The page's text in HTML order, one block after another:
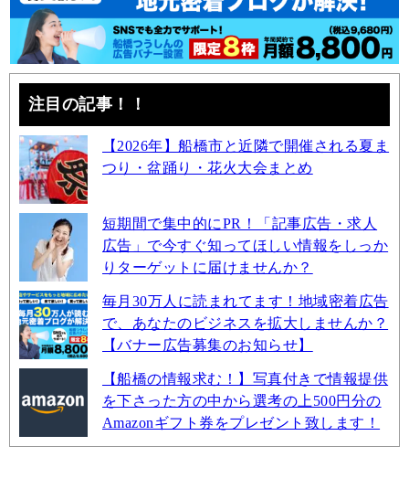
注目の記事！！
【2026年】船橋市と近隣で開催される夏ま
つり・盆踊り・花火大会まとめ
短期間で集中的にPR！「記事広告・求人
広告」で今すぐ知ってほしい情報をしっか
りターゲットに届けませんか？
毎月30万人に読まれてます！地域密着広告
で、あなたのビジネスを拡大しませんか？
【バナー広告募集のお知らせ】
【船橋の情報求む！】写真付きで情報提供
を下さった方の中から選考の上500円分の
Amazonギフト券をプレゼント致します！